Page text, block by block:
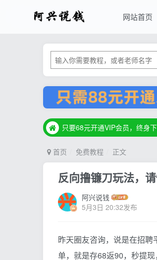
网站首页
只要68元开通VIP会员，终身
只要68元开通VIP会员，终身
只要68元开通VIP会员，终身
首页 免费教程 正文
反向撸镰刀玩法，
阿兴说钱
5月3日 20:32发布
昨天圈友咨询，说是在招
单，就是存68返90，秒提